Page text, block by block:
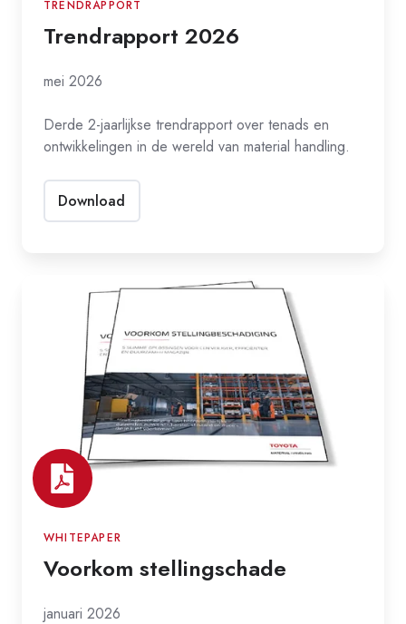
TRENDRAPPORT
Trendrapport 2026
mei 2026
Derde 2-jaarlijkse trendrapport over tenads en
ontwikkelingen in de wereld van material handling.
Download
stellingschade
WHITEPAPER
Voorkom stellingschade
januari 2026